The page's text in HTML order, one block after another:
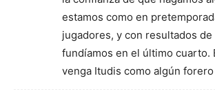
estamos como en
jugadores, y con resultados
fundíamos en el último cuarto.
venga Itudis como algún